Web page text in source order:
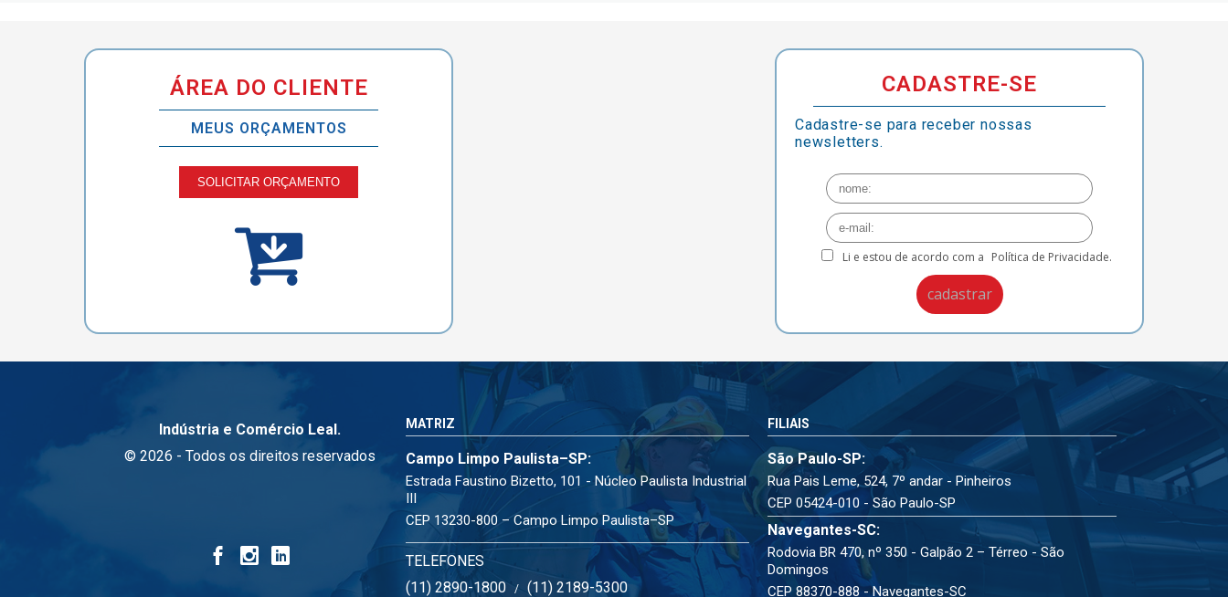
ÁREA DO CLIENTE
MEUS ORÇAMENTOS
SOLICITAR ORÇAMENTO
CADASTRE-SE
Cadastre-se para receber nossas
newsletters.
Li e estou de acordo com a Política de Privacidade.
Indústria e Comércio Leal.
© 2026 - Todos os direitos reservados
MATRIZ
Campo Limpo Paulista–SP:
Estrada Faustino Bizetto, 101 - Núcleo Paulista Industrial
III
CEP 13230-800 – Campo Limpo Paulista–SP
TELEFONES
(11) 2890-1800 /(11) 2189-5300
FILIAIS
São Paulo-SP:
Rua Pais Leme, 524, 7º andar - Pinheiros
CEP 05424-010 - São Paulo-SP
Navegantes-SC:
Rodovia BR 470, nº 350 - Galpão 2 – Térreo - São
Domingos
CEP 88370-888 - Navegantes-SC